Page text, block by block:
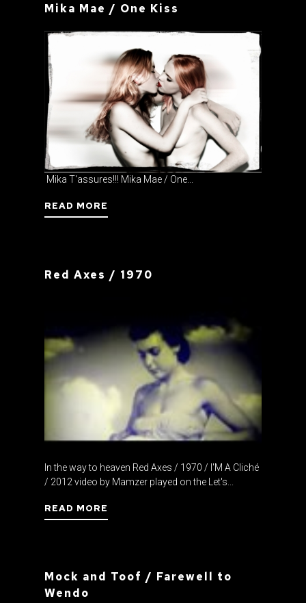
Mika Mae / One Kiss
Mika T'assures!!! Mika Mae / One...
READ MORE
Red Axes / 1970
In the way to heaven Red Axes / 1970 / I'M A Cliché
/ 2012 video by Mamzer played on the Let's...
READ MORE
Mock and Toof / Farewell to
Wendo